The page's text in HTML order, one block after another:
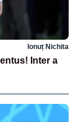
Ionuț Nichita
Inter a